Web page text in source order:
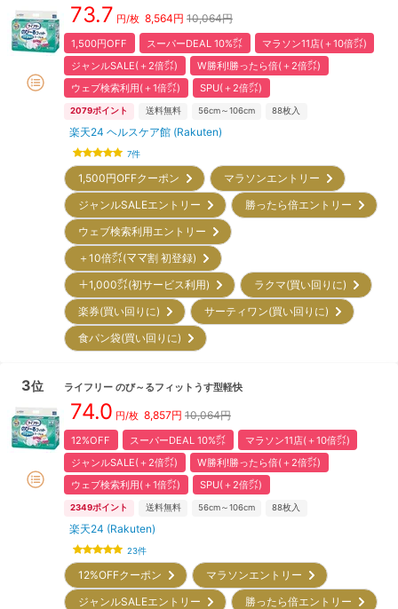
73.7 円/枚 8,564円 10,064円
1,500円OFF スーパーDEAL 10%㌽
マラソン11店(＋10倍㌽)
ジャンルSALE(＋2倍㌽)
W勝利!勝ったら倍(＋2倍㌽)
ウェブ検索利用(＋1倍㌽)
SPU(＋2倍㌽)
2079ポイント 送料無料 56cm～106cm 88枚入
楽天24 ヘルスケア館 (Rakuten)
7件
1,500円OFFクーポン
マラソンエントリー
ジャンルSALEエントリー
勝ったら倍エントリー
ウェブ検索利用エントリー
＋10倍㌽(ママ割 初登録)
＋1,000㌽(初サービス利用)
ラクマ(買い回りに)
楽券(買い回りに)
サーティワン(買い回りに)
食パン袋(買い回りに)
3位 ライフリー のび～るフィットうす型軽快
74.0 円/枚 8,857円 10,064円
12%OFF スーパーDEAL 10%㌽
マラソン11店(＋10倍㌽)
ジャンルSALE(＋2倍㌽)
W勝利!勝ったら倍(＋2倍㌽)
ウェブ検索利用(＋1倍㌽)
SPU(＋2倍㌽)
2349ポイント 送料無料 56cm～106cm 88枚入
楽天24 (Rakuten)
23件
12%OFFクーポン
マラソンエントリー
ジャンルSALEエントリー
勝ったら倍エントリー